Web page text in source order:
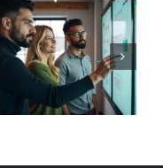
Social
Media
Kampagne
aufbauen: